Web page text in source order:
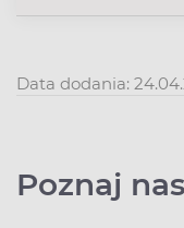
Data dodania:
Poznaj